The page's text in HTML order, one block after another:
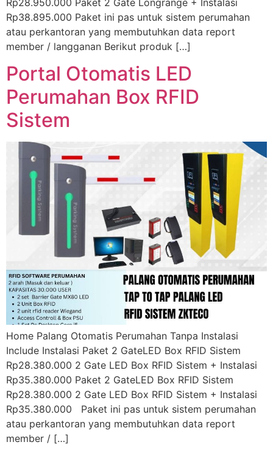
Rp38.895.000 Paket ini pas untuk sistem perumahan
atau perkantoran yang membutuhkan data report
member / langganan Berikut produk […]
Portal Otomatis LED
Perumahan Box RFID
Sistem
Home Palang Otomatis Perumahan Tanpa Instalasi
Include Instalasi Paket 2 GateLED Box RFID Sistem
Rp28.380.000 2 Gate LED Box RFID Sistem + Instalasi
Rp35.380.000 Paket 2 GateLED Box RFID Sistem
Rp28.380.000 2 Gate LED Box RFID Sistem + Instalasi
Rp35.380.000 Paket ini pas untuk sistem perumahan
atau perkantoran yang membutuhkan data report
member / […]